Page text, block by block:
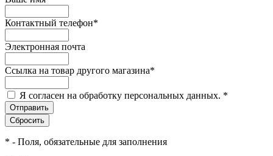
Контактный телефон*
Электронная почта
Ссылка на товар другого магазина*
Я согласен на обработку персональных данных. *
* - Поля, обязательные для заполнения